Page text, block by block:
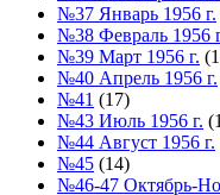
№37 Январь 1956 г.
№38 Февраль 1956
№39 Март 1956 г.
№40 Апрель 1956 г.
№41 (17)
№43 Июль 1956 г.
№44 Август 1956 г.
№45 (14)
№46-47 Октябрь-